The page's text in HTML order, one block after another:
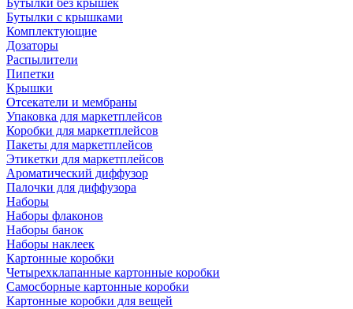
Бутылки без крышек
Бутылки с крышками
Комплектующие
Дозаторы
Распылители
Пипетки
Крышки
Отсекатели и мембраны
Упаковка для маркетплейсов
Коробки для маркетплейсов
Пакеты для маркетплейсов
Этикетки для маркетплейсов
Ароматический диффузор
Палочки для диффузора
Наборы
Наборы флаконов
Наборы банок
Наборы наклеек
Картонные коробки
Четырехклапанные картонные коробки
Самосборные картонные коробки
Картонные коробки для вещей